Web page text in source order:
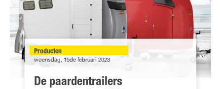
Producten
woensdag, 15de februari 2023
De paardentrailers